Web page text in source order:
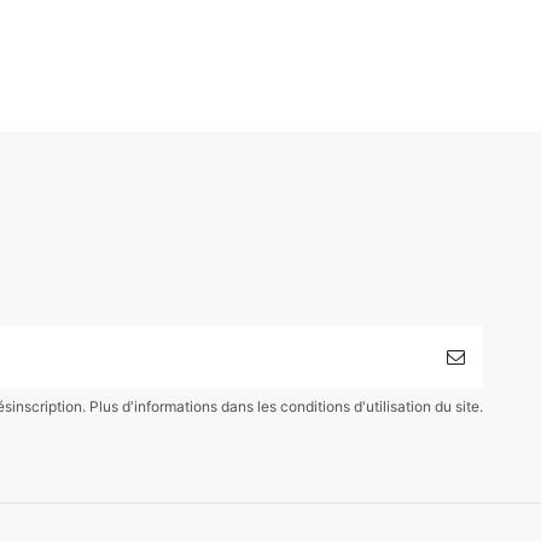
Plus d'informations dans les conditions d'utilisation du site.